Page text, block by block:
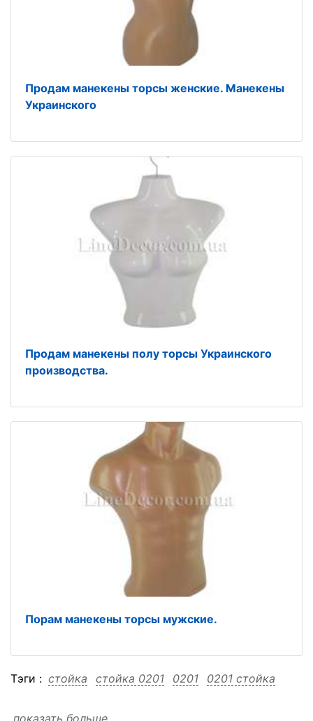
Продам манекены торсы женские. Манекены
Украинского
Продам манекены полу торсы Украинского
производства.
Порам манекены торсы мужские.
Тэги : стойка стойка 0201 0201 0201 стойка
показать больше